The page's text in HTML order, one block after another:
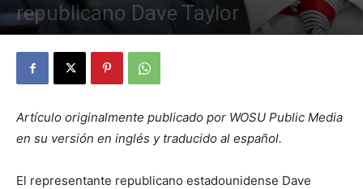
republicano Dave Taylor
By Julio Valdez - octubre 17, 2025 22
Artículo originalmente publicado por WOSU Public Media
en su versión en inglés y traducido al español.
El representante republicano estadounidense Dave